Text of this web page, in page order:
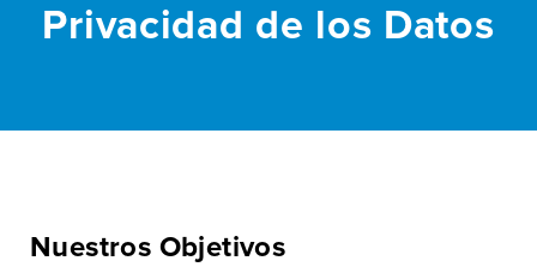
Privacidad de los Datos
Nuestros Objetivos